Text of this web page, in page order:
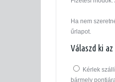
Ha nem
űrlapot.
Válaszd ki
Kérlek
bármely